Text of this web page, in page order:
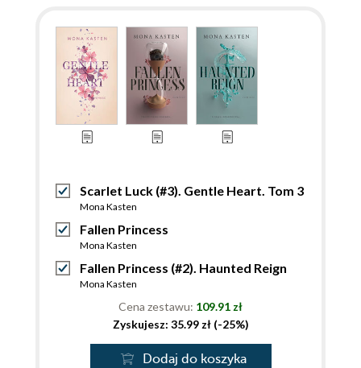
Scarlet Luck (#3). Gentle Heart. Tom 3
Mona Kasten
Fallen Princess
Mona Kasten
Fallen Princess (#2). Haunted Reign
Mona Kasten
Cena zestawu: 109.91 zł
Zyskujesz: 35.99 zł (-25%)
Dodaj do koszyka